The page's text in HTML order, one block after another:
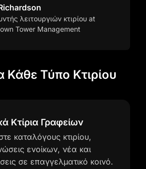
λειτουργιών κτιρίου at
Tower Management
Κάθε Τύπο Κτιρίου
Κτίρια Γραφείων
καταλόγους κτιρίου,
ενοίκων, νέα και
σε επαγγελματικό κοινό.